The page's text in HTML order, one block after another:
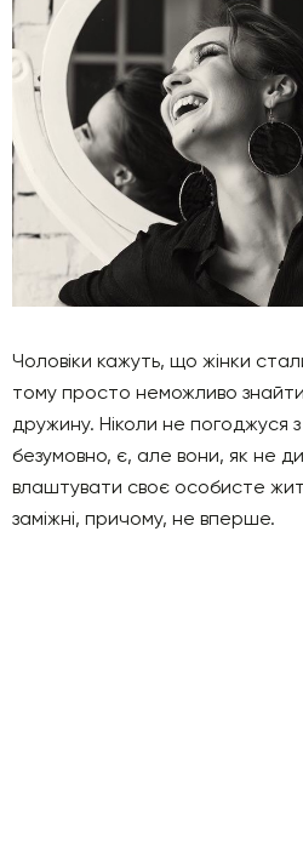
Чоловіки кажуть, що жінки
тому просто неможливо
дружину. Ніколи не погоджуся
безумовно, є, але вони, як не
влаштувати своє особисте
заміжні, причому, не вперше.